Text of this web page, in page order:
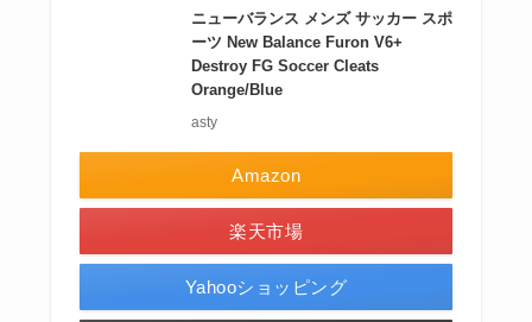
ニューバランス メンズ サッカー スポ
ーツ New Balance Furon V6+
Destroy FG Soccer Cleats
Orange/Blue
asty
Amazon
楽天市場
Yahooショッピング